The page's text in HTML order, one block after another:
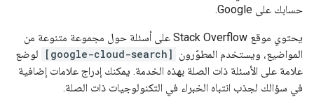
حسابك على Google.
يحتوي موقع Stack Overflow على أسئلة حول مجموعة متنوعة من
المواضيع، ويستخدم المطوّرون [google-cloud-search]
لوضع
علامة على الأسئلة ذات الصلة بهذه الخدمة. يمكنك إدراج علامات إضافية
في سؤالك لجذب انتباه الخبراء في التكنولوجيات ذات الصلة.